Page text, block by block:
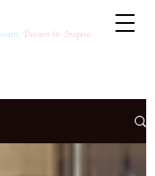
Dream to Inspire